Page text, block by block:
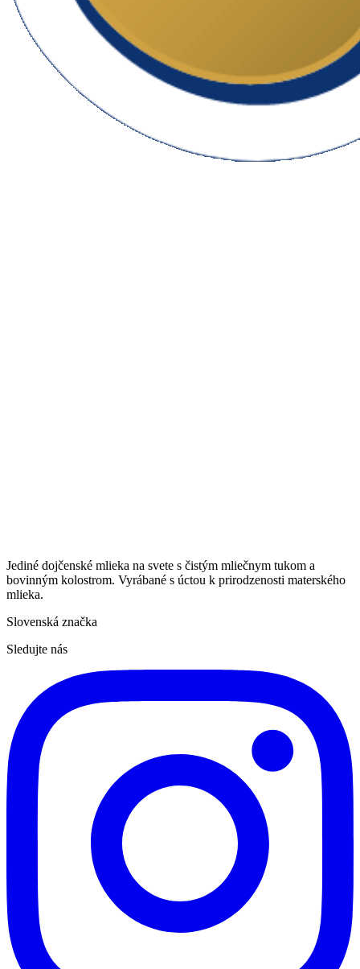
Jediné dojčenské mlieka na svete s čistým mliečnym tukom a
bovinným kolostrom. Vyrábané s úctou k prirodzenosti materského
mlieka.
Slovenská značka
Sledujte nás